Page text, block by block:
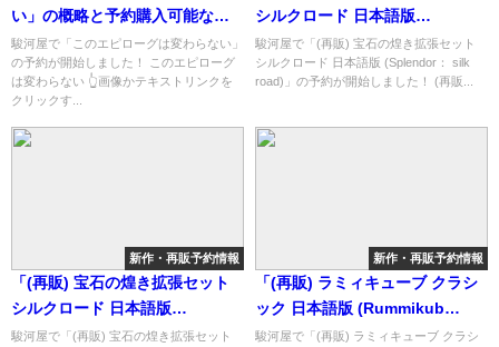
い」の概略と予約購入可能なシ
ョップ紹介！
駿河屋で「このエピローグは変わらない」
の予約が開始しました！ このエピローグ
は変わらない 👆画像かテキストリンクを
クリックす...
シルクロード 日本語版
(Splendor： silk road)」の概略
と予約購入可能なショップ紹
介！
駿河屋で「(再販) 宝石の煌き拡張セット
シルクロード 日本語版 (Splendor： silk
road)」の予約が開始しました！ (再販...
新作・再販予約情報
「(再販) 宝石の煌き拡張セット
シルクロード 日本語版
(Splendor： silk road)」の概略
駿河屋で「(再販) 宝石の煌き拡張セット
新作・再販予約情報
「(再販) ラミィキューブ クラシ
ック 日本語版 (Rummikub
Classic)」の概略と予約購入可能
駿河屋で「(再販) ラミィキューブ クラシ